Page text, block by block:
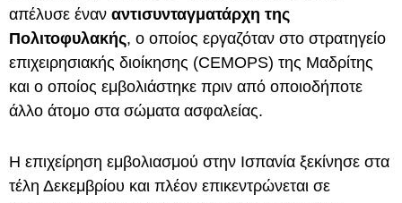
απέλυσε έναν αντισυνταγματάρχη της
Πολιτοφυλακής, ο οποίος εργαζόταν στο στρατηγείο
επιχειρησιακής διοίκησης (CEMOPS) της Μαδρίτης
και ο οποίος εμβολιάστηκε πριν από οποιοδήποτε
άλλο άτομο στα σώματα ασφαλείας.
Η επιχείρηση εμβολιασμού στην Ισπανία ξεκίνησε στα
τέλη Δεκεμβρίου και πλέον επικεντρώνεται σε